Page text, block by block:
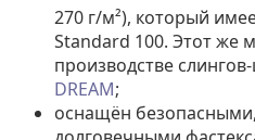
270 г/м²), который
Standard 100. Этот же
производстве
DREAM;
оснащён безопасными,